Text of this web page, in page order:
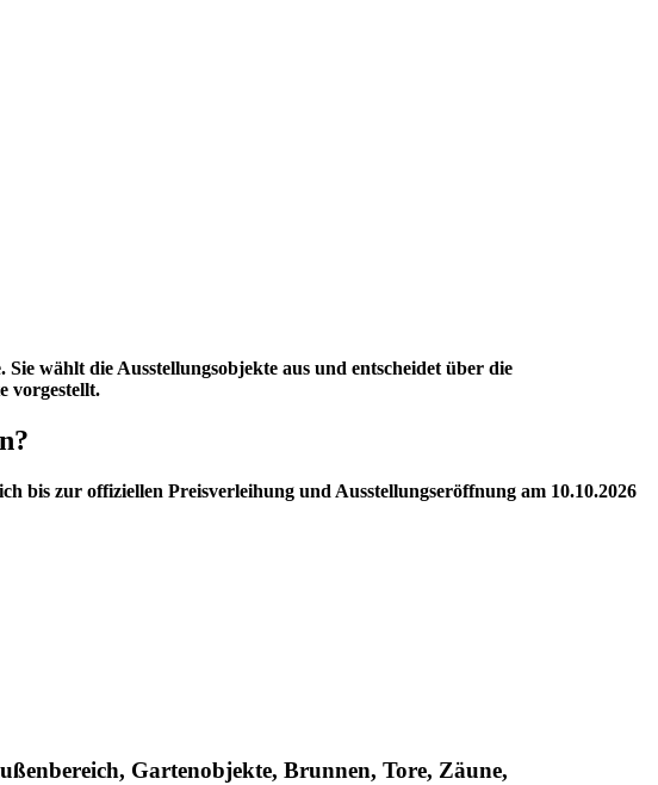
wählt die Ausstellungsobjekte aus und entscheidet über die
vorgestellt.
bis zur offiziellen Preisverleihung und Ausstellungseröffnung am 10.10.2026
Gartenobjekte, Brunnen, Tore, Zäune,